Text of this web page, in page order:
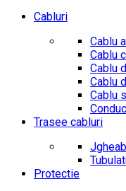
Cabluri
Cablu
Cablu
Cablu
Cablu
Cablu
Trasee cabluri
Protectie